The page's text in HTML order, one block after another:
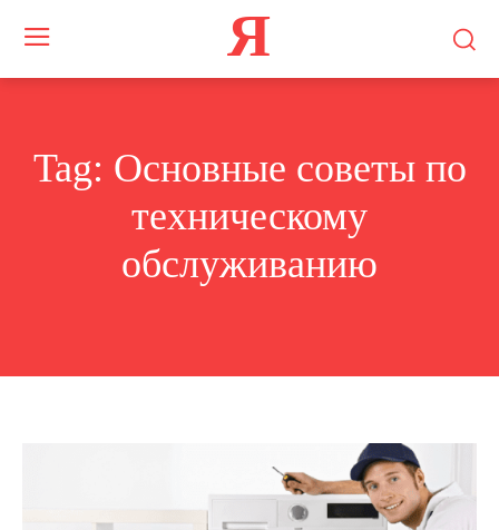
Я
Tag: Основные советы по
техническому
обслуживанию